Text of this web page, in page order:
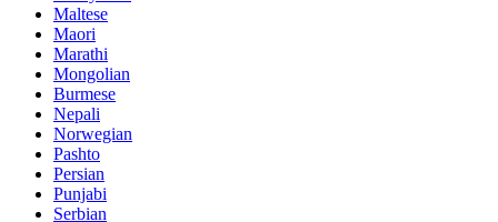
Maltese
Maori
Marathi
Mongolian
Burmese
Nepali
Norwegian
Pashto
Persian
Punjabi
Serbian